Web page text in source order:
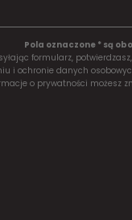
Pola oznaczone * są
formularz, potwierdzasz,
i ochronie danych
o prywatności możesz